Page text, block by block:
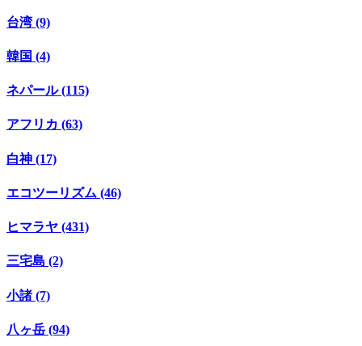
台湾 (9)
韓国 (4)
ネパール (115)
アフリカ (63)
白神 (17)
エコツーリズム (46)
ヒマラヤ (431)
三宅島 (2)
小諸 (7)
八ヶ岳 (94)